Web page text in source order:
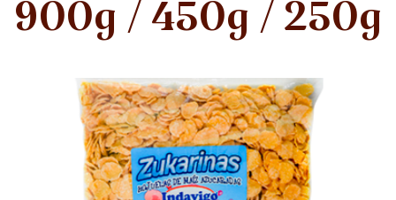
900g / 450g / 250g